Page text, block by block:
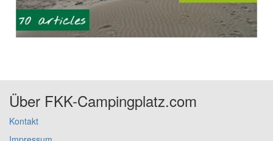
Über FKK-Campingplatz.com
Kontakt